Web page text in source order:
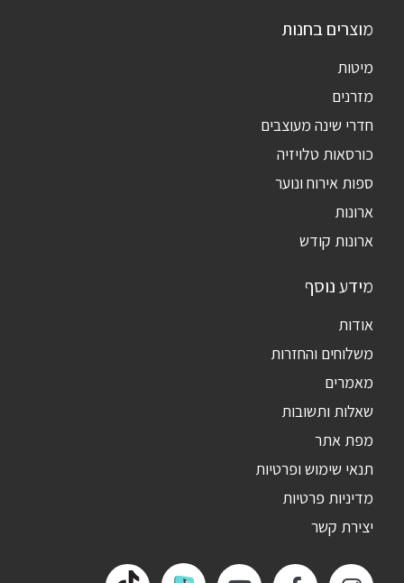
מוצרים בחנות
מיטות
מזרנים
חדרי שינה מעוצבים
כורסאות טלויזיה
ספות אירוח ונוער
ארונות
ארונות קודש
מידע נוסף
אודות
משלוחים והחזרות
מאמרים
שאלות ותשובות
מפת אתר
תנאי שימוש ופרטיות
מדיניות פרטיות
יצירת קשר